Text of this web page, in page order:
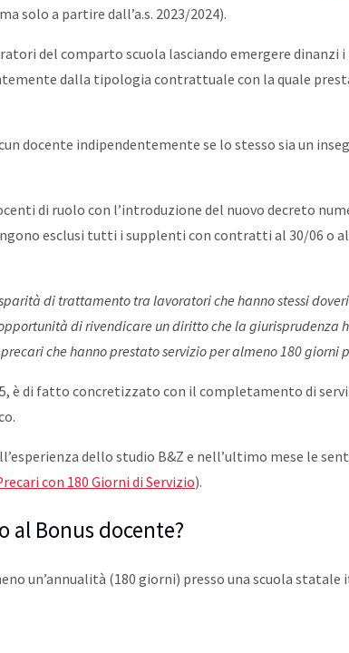
solo a partire dall’a.s. 2023/2024).
del comparto scuola lasciando emergere
dalla tipologia contrattuale con la quale
docente indipendentemente se lo stesso sia un
di ruolo con l’introduzione del nuovo decreto
esclusi tutti i supplenti con contratti al 30/06 o
di trattamento tra lavoratori che hanno stessi
di rivendicare un diritto che la giurisprudenza
che hanno prestato servizio per almeno 180 giorni
è di fatto concretizzato con il completamento di
dello studio B&Z e nell’ultimo mese le
con 180 Giorni di Servizio).
Bonus docente?
un’annualità (180 giorni) presso una scuola statale